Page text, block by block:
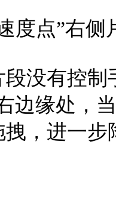
度点”右
没有控制
边缘处，
，进一步